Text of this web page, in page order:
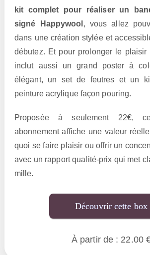
kit complet pour réaliser un
signé Happywool , vous allez
dans une création stylée et
débutez. Et pour prolonger le plaisir
inclut aussi un grand poster à
élégant, un set de feutres et un
peinture acrylique façon pouring.
Proposée à seulement 22€,
abonnement affiche une valeur
quoi se faire plaisir ou offrir un
avec un rapport qualité-prix qui met
mille.
Découvrir cette box
À partir de : 22.00